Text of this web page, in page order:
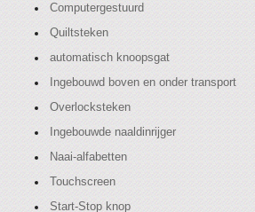
Computergestuurd
Quiltsteken
automatisch knoopsgat
Ingebouwd boven en onder transport
Overlocksteken
Ingebouwde naaldinrijger
Naai-alfabetten
Touchscreen
Start-Stop knop